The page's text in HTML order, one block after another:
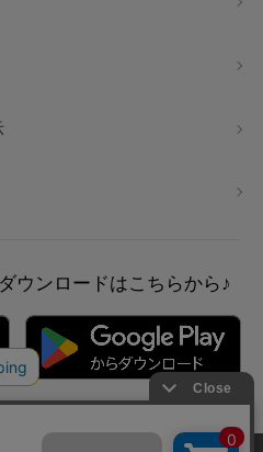
ウンロードはこちらから♪